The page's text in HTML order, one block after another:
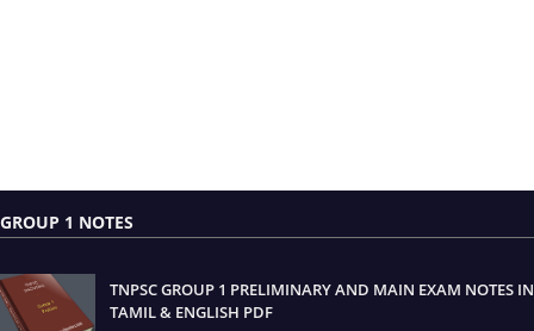
GROUP 1 NOTES
TNPSC GROUP 1 PRELIMINARY AND MAIN EXAM NOTES IN
TAMIL & ENGLISH PDF